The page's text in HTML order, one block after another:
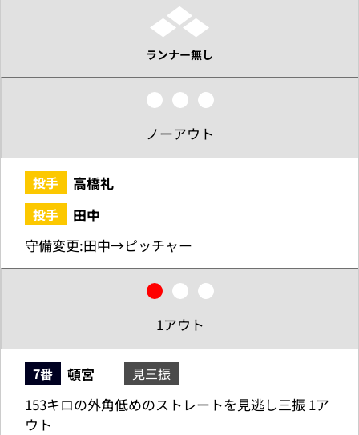
ランナー無し
ノーアウト
投手 高橋礼
投手
田中
守備変更:田中→ピッチャー
1アウト
7番 頓宮 見三振
153キロの外角低めのストレートを見逃し三振 1ア
ウト